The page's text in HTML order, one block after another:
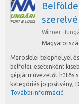
Winner
Maroslelei telephellyel
belföldi, esetenként
gépjárművezetőt hűtős
kategóriás jogosítvány,
További információ